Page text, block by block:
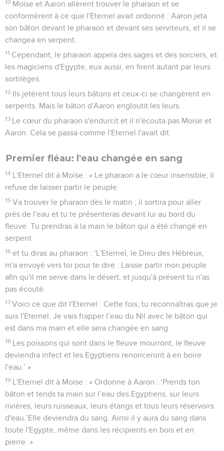
10 Moïse et Aaron allèrent trouver le pharaon et se
conformèrent à ce que l'Eternel avait ordonné : Aaron jeta
son bâton devant le pharaon et devant ses serviteurs, et il se
changea en serpent.
11 Cependant, le pharaon appela des sages et des sorciers, et
les magiciens d'Egypte, eux aussi, en firent autant par leurs
sortilèges.
12 Ils jetèrent tous leurs bâtons et ceux-ci se changèrent en
serpents. Mais le bâton d'Aaron engloutit les leurs.
13 Le cœur du pharaon s'endurcit et il n'écouta pas Moïse et
Aaron. Cela se passa comme l'Eternel l'avait dit.
Premier fléau: l'eau changée en sang
14 L'Eternel dit à Moïse : « Le pharaon a le cœur insensible, il
refuse de laisser partir le peuple.
15 Va trouver le pharaon dès le matin ; il sortira pour aller
près de l'eau et tu te présenteras devant lui au bord du
fleuve. Tu prendras à la main le bâton qui a été changé en
serpent
16 et tu diras au pharaon : ‘L'Eternel, le Dieu des Hébreux,
m'a envoyé vers toi pour te dire : Laisse partir mon peuple
afin qu'il me serve dans le désert, et jusqu'à présent tu n'as
pas écouté.
17 Voici ce que dit l'Eternel : Cette fois, tu reconnaîtras que je
suis l'Eternel. Je vais frapper l’eau du Nil avec le bâton qui
est dans ma main et elle sera changée en sang.
18 Les poissons qui sont dans le fleuve mourront, le fleuve
deviendra infect et les Egyptiens renonceront à en boire
l'eau.’ »
19 L'Eternel dit à Moïse : « Ordonne à Aaron : ‘Prends ton
bâton et tends ta main sur l’eau des Egyptiens, sur leurs
rivières, leurs ruisseaux, leurs étangs et tous leurs réservoirs
d'eau.’Elle deviendra du sang. Ainsi il y aura du sang dans
toute l'Egypte, même dans les récipients en bois et en
pierre. »